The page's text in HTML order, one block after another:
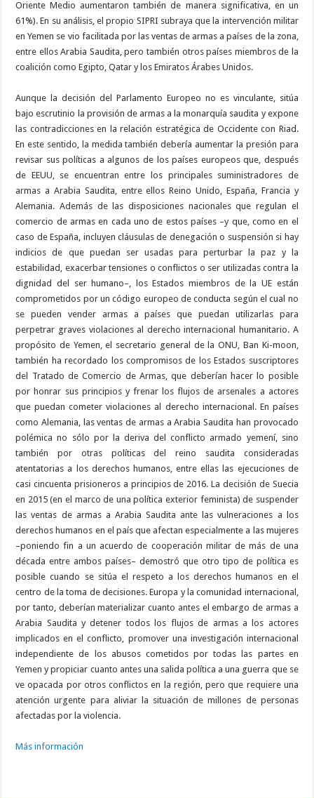
Oriente Medio aumentaron también de manera significativa, en un
61%). En su análisis, el propio SIPRI subraya que la intervención militar
en Yemen se vio facilitada por las ventas de armas a países de la zona,
entre ellos Arabia Saudita, pero también otros países miembros de la
coalición como Egipto, Qatar y los Emiratos Árabes Unidos.
Aunque la decisión del Parlamento Europeo no es vinculante, sitúa
bajo escrutinio la provisión de armas a la monarquía saudita y expone
las contradicciones en la relación estratégica de Occidente con Riad.
En este sentido, la medida también debería aumentar la presión para
revisar sus políticas a algunos de los países europeos que, después
de EEUU, se encuentran entre los principales suministradores de
armas a Arabia Saudita, entre ellos Reino Unido, España, Francia y
Alemania. Además de las disposiciones nacionales que regulan el
comercio de armas en cada uno de estos países –y que, como en el
caso de España, incluyen cláusulas de denegación o suspensión si hay
indicios de que puedan ser usadas para perturbar la paz y la
estabilidad, exacerbar tensiones o conflictos o ser utilizadas contra la
dignidad del ser humano–, los Estados miembros de la UE están
comprometidos por un código europeo de conducta según el cual no
se pueden vender armas a países que puedan utilizarlas para
perpetrar graves violaciones al derecho internacional humanitario. A
propósito de Yemen, el secretario general de la ONU, Ban Ki-moon,
también ha recordado los compromisos de los Estados suscriptores
del Tratado de Comercio de Armas, que deberían hacer lo posible
por honrar sus principios y frenar los flujos de arsenales a actores
que puedan cometer violaciones al derecho internacional. En países
como Alemania, las ventas de armas a Arabia Saudita han provocado
polémica no sólo por la deriva del conflicto armado yemení, sino
también por otras políticas del reino saudita consideradas
atentatorias a los derechos humanos, entre ellas las ejecuciones de
casi cincuenta prisioneros a principios de 2016. La decisión de Suecia
en 2015 (en el marco de una política exterior feminista) de suspender
las ventas de armas a Arabia Saudita ante las vulneraciones a los
derechos humanos en el país que afectan especialmente a las mujeres
–poniendo fin a un acuerdo de cooperación militar de más de una
década entre ambos países– demostró que otro tipo de política es
posible cuando se sitúa el respeto a los derechos humanos en el
centro de la toma de decisiones. Europa y la comunidad internacional,
por tanto, deberían materializar cuanto antes el embargo de armas a
Arabia Saudita y detener todos los flujos de armas a los actores
implicados en el conflicto, promover una investigación internacional
independiente de los abusos cometidos por todas las partes en
Yemen y propiciar cuanto antes una salida política a una guerra que se
ve opacada por otros conflictos en la región, pero que requiere una
atención urgente para aliviar la situación de millones de personas
afectadas por la violencia.
Más información